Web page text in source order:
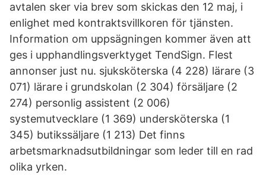
avtalen sker via brev som skickas den 12 maj, i
enlighet med kontraktsvillkoren för tjänsten.
Information om uppsägningen kommer även att
ges i upphandlingsverktyget TendSign. Flest
annonser just nu. sjuksköterska (4 228) lärare (3
071) lärare i grundskolan (2 304) försäljare (2
274) personlig assistent (2 006)
systemutvecklare (1 369) undersköterska (1
345) butikssäljare (1 213) Det finns
arbetsmarknadsutbildningar som leder till en rad
olika yrken.